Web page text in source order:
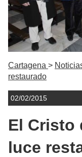
Cartagena
restaurado
02/02/2015
El Cristo
luce